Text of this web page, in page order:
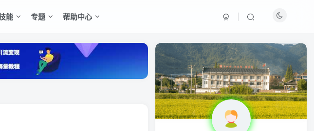
能 专题 帮助中心
最新热门
周淑怡pgone事件始末，周
淑怡现状
真子日记：粉丝千万的真子
日记是最懂反转的网红吗？